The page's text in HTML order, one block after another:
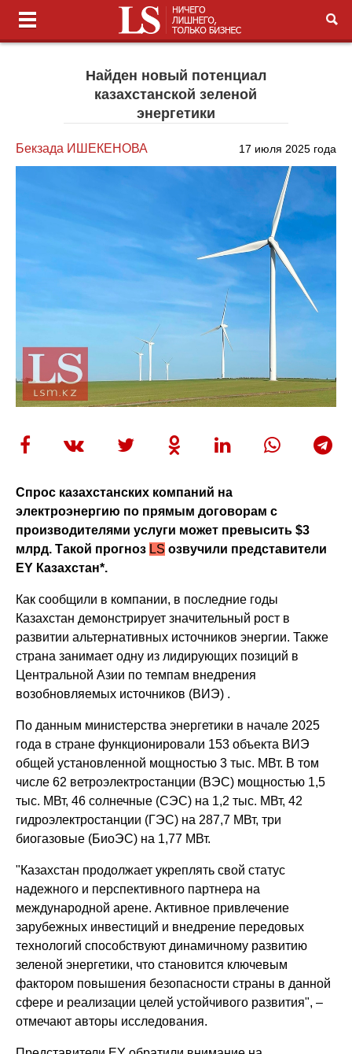
Найден новый потенциал
казахстанской зеленой
энергетики
Бекзада ИШЕКЕНОВА 17 июля 2025 года
Спрос казахстанских компаний на
электроэнергию по прямым договорам с
производителями услуги может превысить $3
млрд. Такой прогноз LS озвучили представители
EY Казахстан*.
Как сообщили в компании, в последние годы
Казахстан демонстрирует значительный рост в
развитии альтернативных источников энергии. Также
страна занимает одну из лидирующих позиций в
Центральной Азии по темпам внедрения
возобновляемых источников (ВИЭ) .
По данным министерства энергетики в начале 2025
года в стране функционировали 153 объекта ВИЭ
общей установленной мощностью 3 тыс. МВт. В том
числе 62 ветроэлектростанции (ВЭС) мощностью 1,5
тыс. МВт, 46 солнечные (СЭС) на 1,2 тыс. МВт, 42
гидроэлектростанции (ГЭС) на 287,7 МВт, три
биогазовые (БиоЭС) на 1,77 МВт.
"Казахстан продолжает укреплять свой статус
надежного и перспективного партнера на
международной арене. Активное привлечение
зарубежных инвестиций и внедрение передовых
технологий способствуют динамичному развитию
зеленой энергетики, что становится ключевым
фактором повышения безопасности страны в данной
сфере и реализации целей устойчивого развития", –
отмечают авторы исследования.